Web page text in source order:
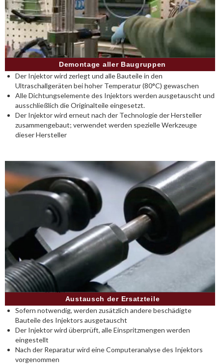
Demontage aller Baugruppen
Der Injektor wird zerlegt und alle Bauteile in den
Ultraschallgeräten bei hoher Temperatur (80°C) gewaschen
Alle Dichtungselemente des Injektors werden ausgetauscht und
ausschließlich die Originalteile eingesetzt.
Der Injektor wird erneut nach der Technologie der Hersteller
zusammengebaut; verwendet werden spezielle Werkzeuge
dieser Hersteller
Austausch der Ersatzteile
Sofern notwendig, werden zusätzlich andere beschädigte
Bauteile des Injektors ausgetauscht
Der Injektor wird überprüft, alle Einspritzmengen werden
eingestellt
Nach der Reparatur wird eine Computeranalyse des Injektors
vorgenommen